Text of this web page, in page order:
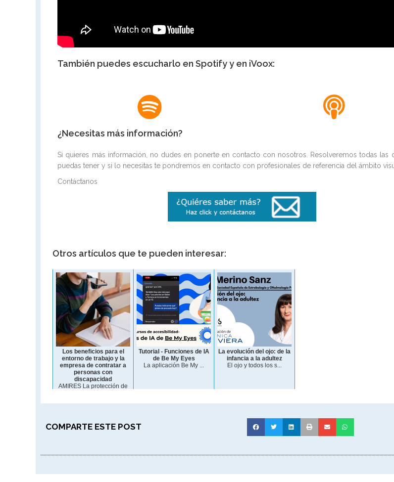
También puedes escucharlo en Spotify y en iVoox:
¿Necesitas más información?
Si quieres más información, no dudes en ponerte en contacto con nosotros. Resolveremos todas las
puedas tener y si lo necesitas te pondremos en contacto con profesionales de referencia del ámbito
Contáctanos
Otros artículos que te pueden interesar:
Los beneficios para el
entorno de trabajo y la
empresa de contratar a
personas con
discapacidad
AMIRES La protección de
Tutorial - Funciones de IA
de Be My Eyes
La aplicación Be My ...
La evolución del ojo: de la
infancia a la adultez
El ojo y todos los s...
COMPARTE ESTE POST